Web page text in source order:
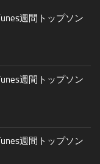
週間トップソン
週間トップソン
週間トップソン